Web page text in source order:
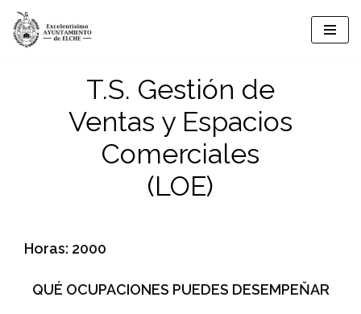
Saltar
T.S. Gestión de
Ventas y Espacios
Comerciales
(LOE)
Horas: 2000
QUÉ OCUPACIONES PUEDES DESEMPEŇAR